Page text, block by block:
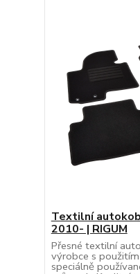
Textilní
2010- | RIGUM
Přesné textilní
výrobce s
speciálně